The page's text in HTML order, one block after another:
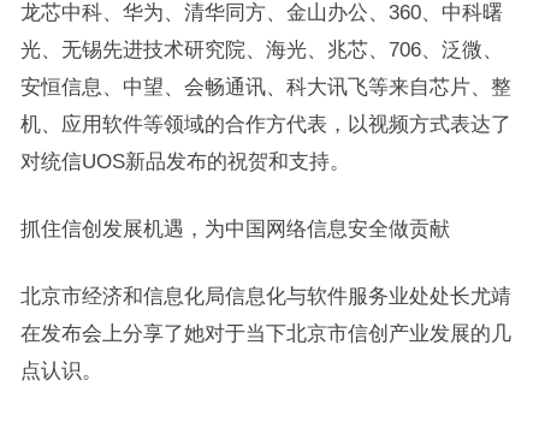
龙芯中科、华为、清华同方、金山办公、360、中科曙
光、无锡先进技术研究院、海光、兆芯、706、泛微、
安恒信息、中望、会畅通讯、科大讯飞等来自芯片、整
机、应用软件等领域的合作方代表，以视频方式表达了
对统信UOS新品发布的祝贺和支持。
抓住信创发展机遇，为中国网络信息安全做贡献
北京市经济和信息化局信息化与软件服务业处处长尤靖
在发布会上分享了她对于当下北京市信创产业发展的几
点认识。